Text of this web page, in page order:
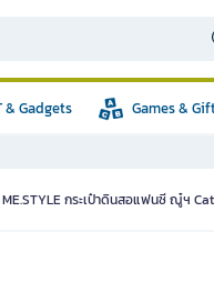
& Gadgets Games &
ME.STYLE กระเป๋าดินสอแฟนซี ณู๋ฯ